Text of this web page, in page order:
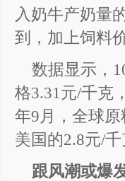
入奶牛产奶量
到，加上饲料
数据显示，
格3.31元/千克
年9月，全球
美国的2.8元/千
跟风潮或爆